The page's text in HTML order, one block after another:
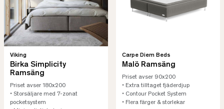
Viking
Birka Simplicity
Ramsäng
Priset avser 180x200
• Storsäljare med 7-zonat
pocketsystem
Carpe Diem Beds
Malö Ramsäng
Priset avser 90x200
• Extra tilltaget fjäderdjup
• Contour Pocket System
• Flera färger & storlekar